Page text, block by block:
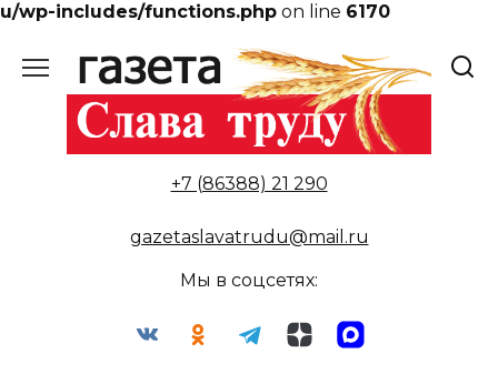
u/wp-includes/functions.php on line 6170
содержанию
+7 (86388) 21 290
gazetaslavatrudu@mail.ru
Мы в соцсетях: